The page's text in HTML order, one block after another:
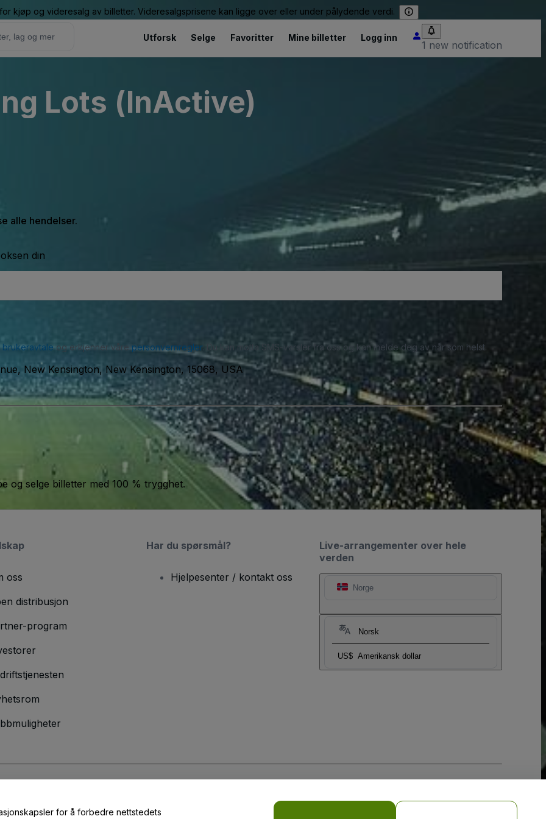
kjøp og videresalg av billetter. Videresalgsprisene kan ligge over eller under pålydende verdi.
Utforsk Selge Favoritter Mine billetter Logg inn
1 new notification
Lots (InActive)
alle hendelser.
din
brukeravtaleog erkjenner vårepersonvernregler. Du kan motta SMS-varsler fra oss og kan melde deg av når som helst.
New Kensington, New Kensington, 15068, USA
og selge billetter med 100 % trygghet.
Live-arrangementer over hele
verden
Norge
Norsk
US$ Amerikansk dollar
oss
distribusjon
program
Har du spørsmål?
Hjelpesenter / kontakt oss
Retningslinjer for informasjonskapslerogRetningslinjer for personvern for mobil
for å forbedre nettstedets